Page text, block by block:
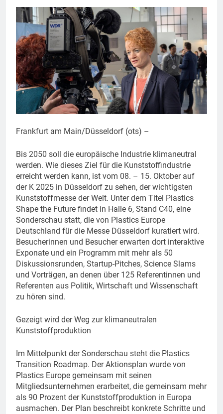
Frankfurt am Main/Düsseldorf (ots) –
Bis 2050 soll die europäische Industrie klimaneutral
werden. Wie dieses Ziel für die Kunststoffindustrie
erreicht werden kann, ist vom 08. – 15. Oktober auf
der K 2025 in Düsseldorf zu sehen, der wichtigsten
Kunststoffmesse der Welt. Unter dem Titel Plastics
Shape the Future findet in Halle 6, Stand C40, eine
Sonderschau statt, die von Plastics Europe
Deutschland für die Messe Düsseldorf kuratiert wird.
Besucherinnen und Besucher erwarten dort interaktive
Exponate und ein Programm mit mehr als 50
Diskussionsrunden, Startup-Pitches, Science Slams
und Vorträgen, an denen über 125 Referentinnen und
Referenten aus Politik, Wirtschaft und Wissenschaft
zu hören sind.
Gezeigt wird der Weg zur klimaneutralen
Kunststoffproduktion
Im Mittelpunkt der Sonderschau steht die Plastics
Transition Roadmap. Der Aktionsplan wurde von
Plastics Europe gemeinsam mit seinen
Mitgliedsunternehmen erarbeitet, die gemeinsam mehr
als 90 Prozent der Kunststoffproduktion in Europa
ausmachen. Der Plan beschreibt konkrete Schritte und